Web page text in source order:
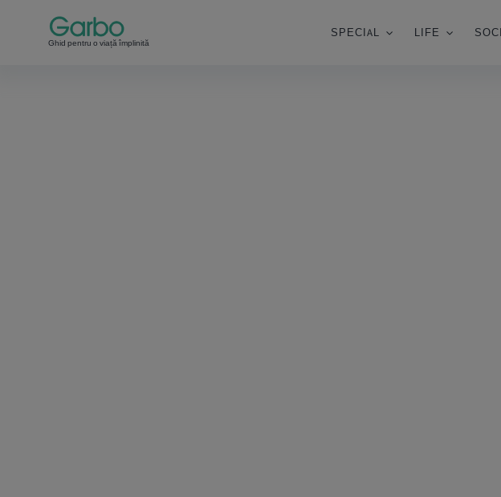
Ghid pentru o viață împlinită
SPECIAL LIFE